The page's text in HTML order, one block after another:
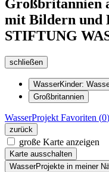
Großbritannien
mit Bildern und
STIFTUNG
schließen
WasserKinder:
Großbritannien
WasserProjekt Favoriten (0)
zurück
große Karte anzeigen
Karte ausschalten
WasserProjekte in meiner